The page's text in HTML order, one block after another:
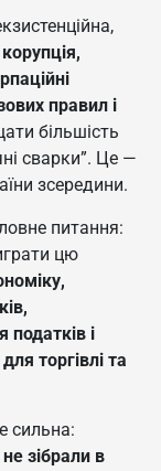
правил і
більшість
сварки”. Це —
зсередини.
питання:
цю
і
торгівлі та
сильна:
зібрали в